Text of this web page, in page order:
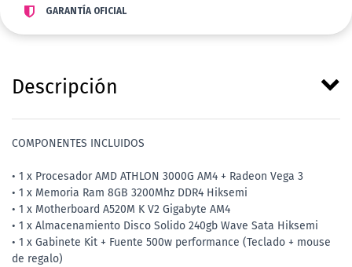
GARANTÍA OFICIAL
Descripción
COMPONENTES INCLUIDOS
• 1 x Procesador AMD ATHLON 3000G AM4 + Radeon Vega 3
• 1 x Memoria Ram 8GB 3200Mhz DDR4 Hiksemi
• 1 x Motherboard A520M K V2 Gigabyte AM4
• 1 x Almacenamiento Disco Solido 240gb Wave Sata Hiksemi
• 1 x Gabinete Kit + Fuente 500w performance (Teclado + mouse
de regalo)